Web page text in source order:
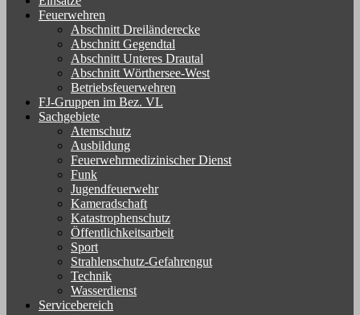
Feuerwehren
Abschnitt Dreiländerecke
Abschnitt Gegendtal
Abschnitt Unteres Drautal
Abschnitt Wörthersee-West
Betriebsfeuerwehren
FJ-Gruppen im Bez. VL
Sachgebiete
Atemschutz
Ausbildung
Feuerwehrmedizinischer Dienst
Funk
Jugendfeuerwehr
Kameradschaft
Katastrophenschutz
Öffentlichkeitsarbeit
Sport
Strahlenschutz-Gefahrengut
Technik
Wasserdienst
Servicebereich